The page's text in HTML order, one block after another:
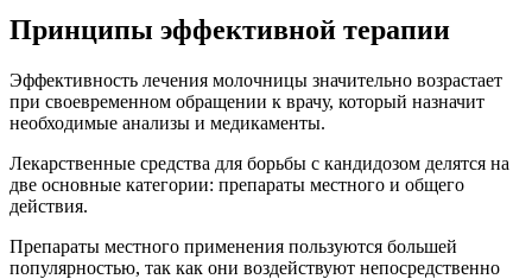
Принципы эффективной терапии
Эффективность лечения молочницы значительно возрастает
при своевременном обращении к врачу, который назначит
необходимые анализы и медикаменты.
Лекарственные средства для борьбы с кандидозом делятся на
две основные категории: препараты местного и общего
действия.
Препараты местного применения пользуются большей
популярностью, так как они воздействуют непосредственно